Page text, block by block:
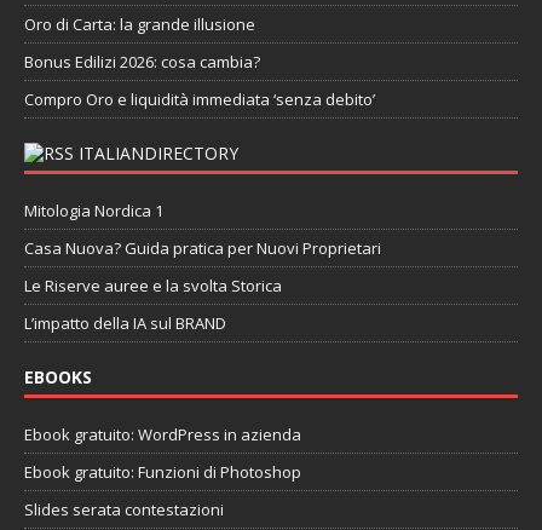
Oro di Carta: la grande illusione
Bonus Edilizi 2026: cosa cambia?
Compro Oro e liquidità immediata ‘senza debito’
ITALIANDIRECTORY
Mitologia Nordica 1
Casa Nuova? Guida pratica per Nuovi Proprietari
Le Riserve auree e la svolta Storica
L’impatto della IA sul BRAND
EBOOKS
Ebook gratuito: WordPress in azienda
Ebook gratuito: Funzioni di Photoshop
Slides serata contestazioni